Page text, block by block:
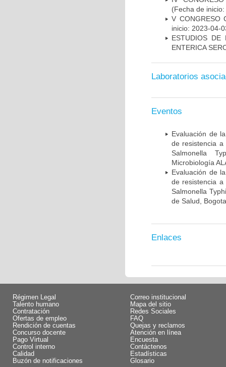
(Fecha de
V CONGRESO
inicio: 2023-04-
ESTUDIOS DE
ENTERICA
Laboratorios
Eventos
Evaluación de
de resistencia
Salmonella
Microbiología
Evaluación de
de resistencia
Salmonella
de Salud,
Enlaces
Régimen Legal
Talento humano
Contratación
Ofertas de empleo
Rendición de cuentas
Concurso docente
Pago Virtual
Control interno
Calidad
Buzón de notificaciones
Correo institucional
Mapa del sitio
Redes Sociales
FAQ
Quejas y reclamos
Atención en línea
Encuesta
Contáctenos
Estadísticas
Glosario